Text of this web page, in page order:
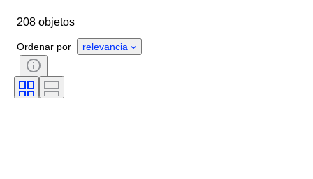
Período
Embotelladora
208 objetos
Ordenar por relevancia